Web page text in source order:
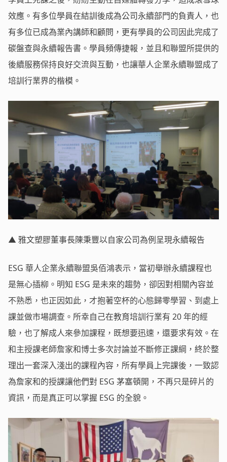
效應。有多位學員在結訓後成為公司永續部門的負責人，也
有多位已成為業內講師和顧問，更有學員的公司因此完成了
碳盤查與永續報告書。學員頻傳捷報，並且和聯盟所提供的
後續服務保持良好交流與互動，也讓華人企業永續聯盟成了
培訓行業界的楷模。
▲ 雅文塑膠董事長陳秉豐以自家公司為例呈現永續報告
ESG 華人企業永續聯盟吳佰鴻表示，當初舉辦永續課程也
是無心插柳。明知 ESG 是未來的趨勢，卻因對相關內容並
不熟悉，也正因如此，才抱著空杯的心態歸零學習、到處上
課並做市場調查。所幸自己在教育培訓行業有 20 年的經
驗，也了解成人來參加課程，既想要迅速，還要求有效。在
和主授課老師詹家和博士多次討論並不斷修正課綱，終於整
理出一套深入淺出的課程內容，所有學員上完課後，一致認
為詹家和的授課讓他們對 ESG 茅塞頓開，不再只是碎片的
資訊，而是真正可以掌握 ESG 的全貌。